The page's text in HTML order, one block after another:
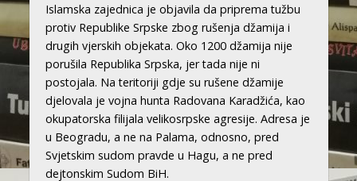
Islamska zajednica je objavila da priprema tužbu
protiv Republike Srpske zbog rušenja džamija i
drugih vjerskih objekata. Oko 1200 džamija nije
porušila Republika Srpska, jer tada nije ni
postojala. Na teritoriji gdje su rušene džamije
djelovala je vojna hunta Radovana Karadžića, kao
okupatorska filijala velikosrpske agresije. Adresa je
u Beogradu, a ne na Palama, odnosno, pred
Svjetskim sudom pravde u Hagu, a ne pred
dejtonskim Sudom BiH.